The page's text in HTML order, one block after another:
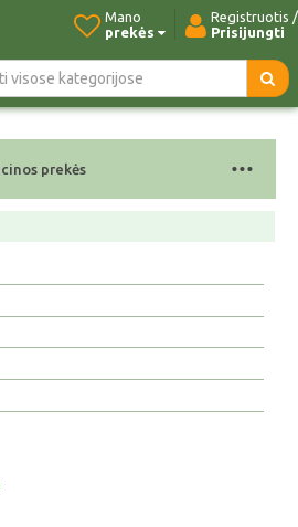
Registruotis /
Prisijungti
Mano
prekės
Naujos prekės Kontaktai
prekės ...